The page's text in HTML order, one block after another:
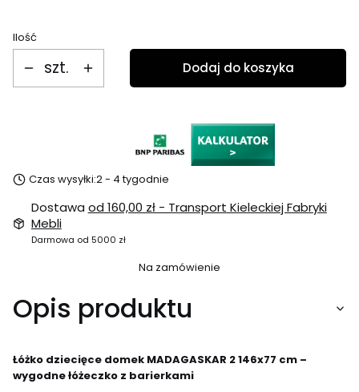
Ilość
szt. Dodaj do koszyka
Czas wysyłki:2 - 4 tygodnie
Dostawa od 160,00 zł - Transport Kieleckiej Fabryki
Mebli
Darmowa od 5000 zł
Na zamówienie
Opis produktu
Łóżko dziecięce domek MADAGASKAR 2 146x77 cm –
wygodne łóżeczko z barierkami